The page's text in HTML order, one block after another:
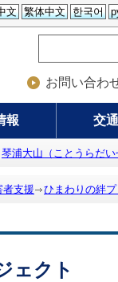
文 繁体中文 한국어
お問い合わ
報 交
琴浦大山（ことうらだ
者支援 ひまわりの絆プ
ェクト